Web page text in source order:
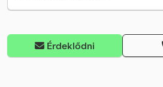
Érdeklődni